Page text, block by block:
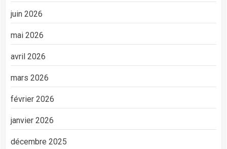
juin 2026
mai 2026
avril 2026
mars 2026
février 2026
janvier 2026
décembre 2025